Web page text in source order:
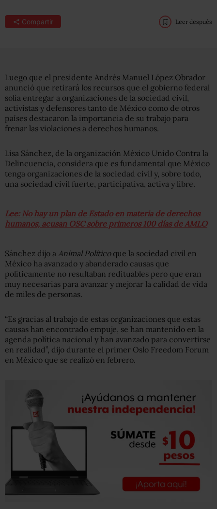
Compartir Leer después
Luego que el presidente Andrés Manuel López Obrador
anunció que retirará los recursos que el gobierno federal
solía entregar a organizaciones de la sociedad civil,
activistas y defensores tanto de México como de otros
países destacaron la importancia de su trabajo para
frenar las violaciones a derechos humanos.
Lisa Sánchez, de la organización México Unido Contra la
Delincuencia, considera que es fundamental que México
tenga organizaciones de la sociedad civil y, sobre todo,
una sociedad civil fuerte, participativa, activa y libre.
Lee: No hay un plan de Estado en materia de derechos
humanos, acusan OSC sobre primeros 100 días de AMLO
Sánchez dijo a Animal Políticoque la sociedad civil en
México ha avanzado y abanderado causas que
políticamente no resultaban redituables pero que eran
muy necesarias para avanzar y mejorar la calidad de vida
de miles de personas.
“Es gracias al trabajo de estas organizaciones que estas
causas han encontrado empuje, se han mantenido en la
agenda política nacional y han avanzado para convertirse
en realidad”, dijo durante el primer Oslo Freedom Forum
en México que se realizó en febrero.